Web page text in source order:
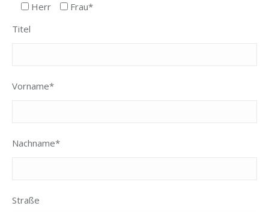
Herr
Frau*
Titel
Vorname*
Nachname*
Straße